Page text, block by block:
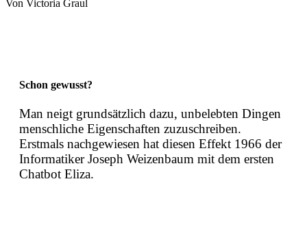
Von Victoria Graul
Schon gewusst?
Man neigt grundsätzlich dazu, unbelebten Dingen
menschliche Eigenschaften zuzuschreiben.
Erstmals nachgewiesen hat diesen Effekt 1966 der
Informatiker Joseph Weizenbaum mit dem ersten
Chatbot Eliza.